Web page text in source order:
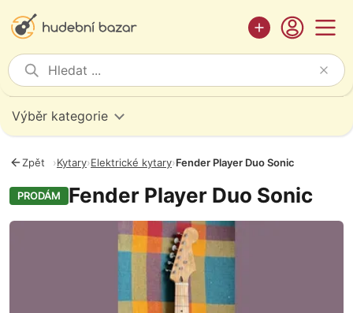
Výběr kategorie
Zpět ›Kytary›Elektrické kytary›Fender Player Duo Sonic
PRODÁM Fender Player Duo Sonic
Fotografie